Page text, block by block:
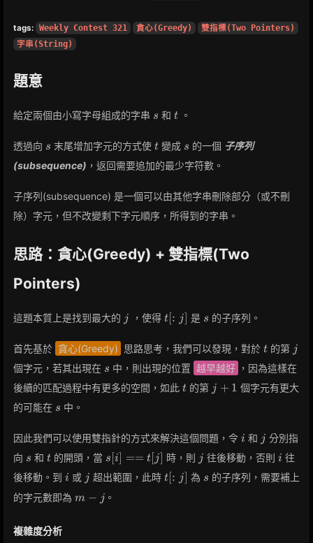
tags: Weekly Contest 321 貪心(Greedy)
雙指標(Two Pointers)
字串(String)
題意
給定兩個由小寫字母組成的字串 s
s 和 t
t 。
透過向 s
s 末尾增加字元的方式使 t
t 變成 s
s 的一個 子序列
(subsequence) ，返回需要追加的最少字符數。
子序列(subsequence) 是一個可以由其他字串刪除部分（或不刪
除）字元，但不改變剩下字元順序，所得到的字串。
思路：貪心(Greedy) + 雙指標(Two
Pointers)
這題本質上是找到最大的 jj ，使得 t[:j]
t[ : j 是 s
s 的子序列。
首先基於 貪心(Greedy) 思路思考，我們可以發現，對於 t
t 的第 jj
個字元，若其出現在 s
s 中，則出現的位置 越早越好 ，因為這樣在
後續的匹配過程中有更多的空間，如此 t
t 的第 j+1
j + 1 個字元有更大
的可能在 s
s 中。
因此我們可以使用雙指針的方式來解決這個問題，令 i
i 和 jj 分別指
向 s
s 和 t
t 的開頭，當 s[i]
==
t[j]
s i == t j 時，則 jj 往後移動，否則i
i 往
後移動。到 i
i 或 jj 超出範圍，此時 t[:j]
t[ : j 為 s
s 的子序列，需要補上
的字元數即為 m
m − j 。
複雜度分析